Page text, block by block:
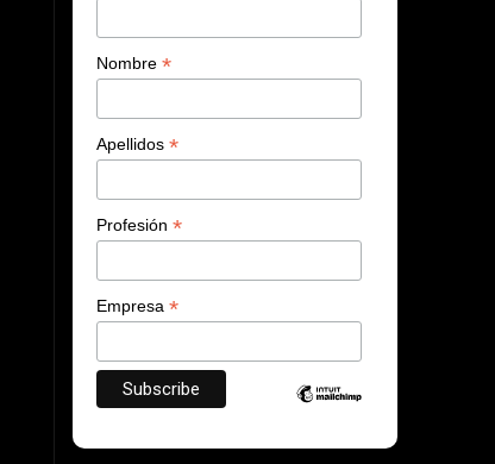
Nombre*
Apellidos*
Profesión*
Empresa*